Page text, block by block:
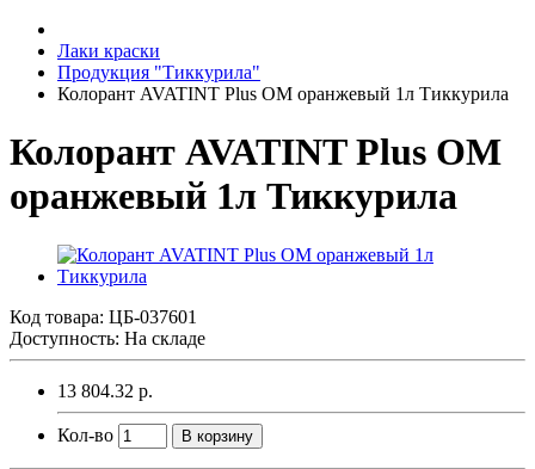
Лаки краски
Продукция "Тиккурила"
Колорант AVATINT Plus OM оранжевый 1л Тиккурила
Колорант AVATINT Plus OM
оранжевый 1л Тиккурила
Код товара: ЦБ-037601
Доступность: На складе
13 804.32 р.
Кол-во В корзину